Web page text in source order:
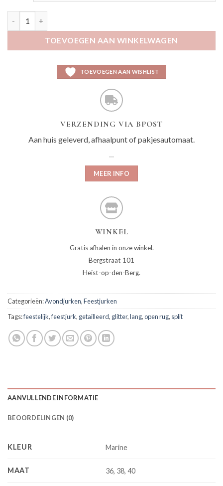
TOEVOEGEN AAN WINKELWAGEN
TOEVOEGEN AAN WISHLIST
VERZENDING VIA BPOST
Aan huis geleverd, afhaalpunt of pakjesautomaat.
MEER INFO
WINKEL
Gratis afhalen in onze winkel.
Bergstraat 101
Heist-op-den-Berg.
Categorieën:Avondjurken,Feestjurken
Tags:feestelijk,feestjurk, getailleerd, glitter,lang,open rug, split
AANVULLENDE INFORMATIE
BEOORDELINGEN (0)
KLEUR Marine
MAAT 36, 38, 40